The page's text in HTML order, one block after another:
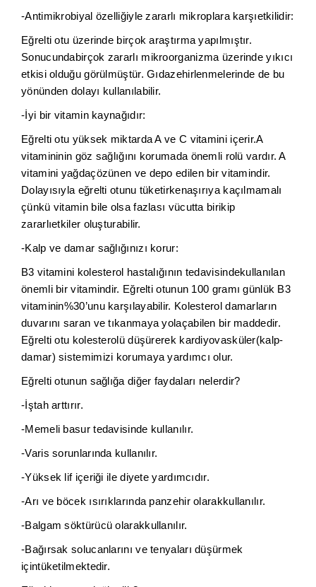
-Antimikrobiyal özelliğiyle zararlı mikroplara karşıetkilidir:
Eğrelti otu üzerinde birçok araştırma yapılmıştır.
Sonucundabirçok zararlı mikroorganizma üzerinde yıkıcı
etkisi olduğu görülmüştür. Gıdazehirlenmelerinde de bu
yönünden dolayı kullanılabilir.
-İyi bir vitamin kaynağıdır:
Eğrelti otu yüksek miktarda A ve C vitamini içerir.A
vitamininin göz sağlığını korumada önemli rolü vardır. A
vitamini yağdaçözünen ve depo edilen bir vitamindir.
Dolayısıyla eğrelti otunu tüketirkenaşırıya kaçılmamalı
çünkü vitamin bile olsa fazlası vücutta birikip
zararlıetkiler oluşturabilir.
-Kalp ve damar sağlığınızı korur:
B3 vitamini kolesterol hastalığının tedavisindekullanılan
önemli bir vitamindir. Eğrelti otunun 100 gramı günlük B3
vitaminin%30’unu karşılayabilir. Kolesterol damarların
duvarını saran ve tıkanmaya yolaçabilen bir maddedir.
Eğrelti otu kolesterolü düşürerek kardiyovasküler(kalp-
damar) sistemimizi korumaya yardımcı olur.
Eğrelti otunun sağlığa diğer faydaları nelerdir?
-İştah arttırır.
-Memeli basur tedavisinde kullanılır.
-Varis sorunlarında kullanılır.
-Yüksek lif içeriği ile diyete yardımcıdır.
-Arı ve böcek ısırıklarında panzehir olarakkullanılır.
-Balgam söktürücü olarakkullanılır.
-Bağırsak solucanlarını ve tenyaları düşürmek
içintüketilmektedir.